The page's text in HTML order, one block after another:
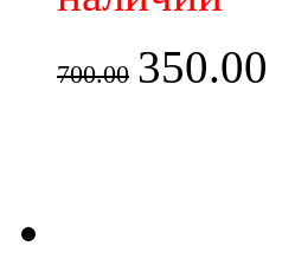
700.00 350.00